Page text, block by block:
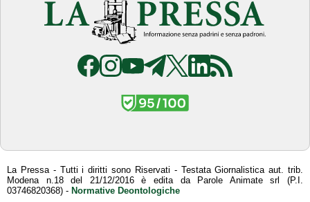
La Pressa - Tutti i diritti sono Riservati - Testata Giornalistica aut. trib.
Modena n.18 del 21/12/2016 è edita da Parole Animate srl (P.I.
03746820368) - Normative Deontologiche